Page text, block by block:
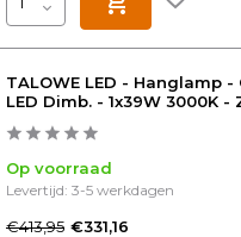
TALOWE LED - Hanglamp
LED Dimb. - 1x39W 3000K -
Op voorraad
Levertijd: 3-5 werkdagen
€413,95 €331,16